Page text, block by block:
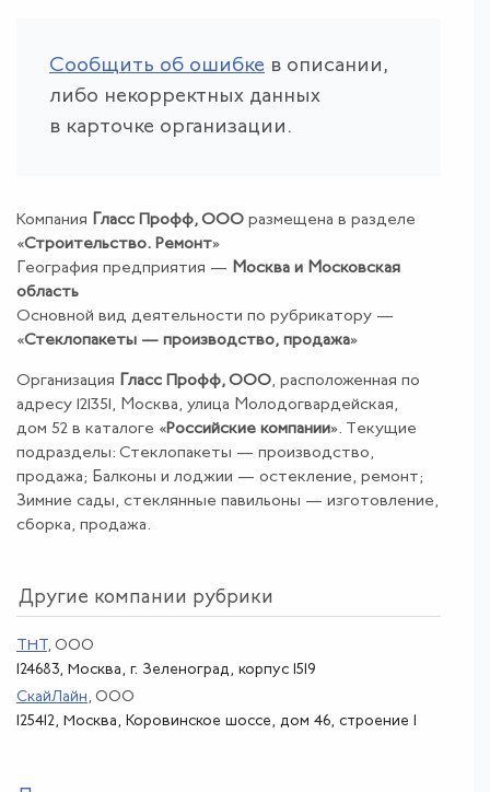
Сообщить об ошибке в описании,
либо некорректных данных
в карточке организации.
Компания Гласс Профф, ООО размещена в разделе
«Строительство. Ремонт»
География предприятия — Москва и Московская
область
Основной вид деятельности по рубрикатору —
«Стеклопакеты — производство, продажа»
Организация Гласс Профф, ООО, расположенная по
адресу 121351, Москва, улица Молодогвардейская,
дом 52 в каталоге «Российские компании». Текущие
подразделы: Стеклопакеты — производство,
продажа; Балконы и лоджии — остекление, ремонт;
Зимние сады, стеклянные павильоны — изготовление,
сборка, продажа.
Другие компании рубрики
ТНТ
, ООО
124683, Москва, г. Зеленоград, корпус 1519
СкайЛайн, ООО
125412, Москва, Коровинское шоссе, дом 46, строение 1